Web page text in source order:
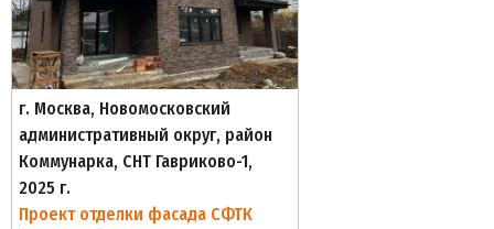
г. Москва, Новомосковский
административный округ, район
Коммунарка, СНТ Гавриково-1,
2025 г.
Проект отделки фасада СФТК